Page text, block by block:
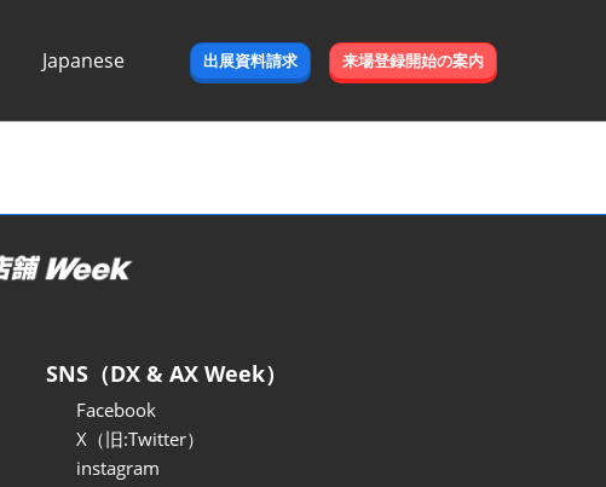
Japanese
出展資料請求 来場登録開始の案内
SNS（DX & AX Week）
Facebook
X（旧:Twitter）
instagram